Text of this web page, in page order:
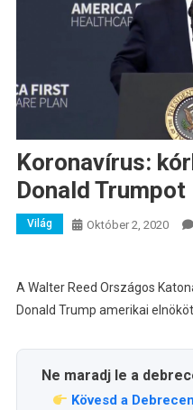
Koronavírus:
Donald Trumpot
Világ Október 2, 2020
A Walter Reed Országos
Donald Trump amerikai
Ne maradj le a
Kövesd a